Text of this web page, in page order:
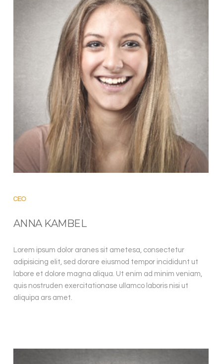
CEO
ANNA KAMBEL
Lorem ipsum dolor aranes sit ametesa, consectetur
adipisicing elit, sed dorare eiusmod tempor incididunt ut
labore et dolore magna aliqua. Ut enim ad minim veniam,
quis nostruden exercitationase ullamco laboris nisi ut
aliquipa ars amet.